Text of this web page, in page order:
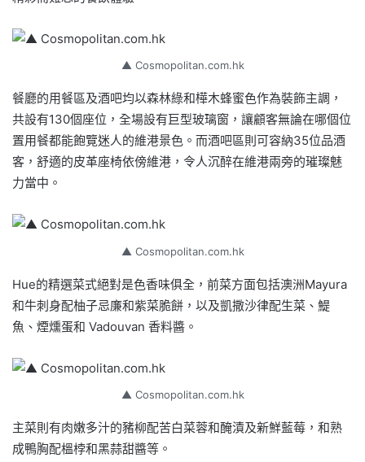
▲ Cosmopolitan.com.hk
餐廳的用餐區及酒吧均以森林綠和樺木蜂蜜色作為裝飾主調，
共設有130個座位，全場設有巨型玻璃窗，讓顧客無論在哪個位
置用餐都能飽覽迷人的維港景色。而酒吧區則可容納35位品酒
客，舒適的皮革座椅依傍維港，令人沉醉在維港兩旁的璀璨魅
力當中。
▲ Cosmopolitan.com.hk
Hue的精選菜式絕對是色香味俱全，前菜方面包括澳洲Mayura
和牛刺身配柚子忌廉和紫菜脆餅，以及凱撒沙律配生菜、鯷
魚、煙燻蛋和 Vadouvan 香料醬。
▲ Cosmopolitan.com.hk
主菜則有肉嫩多汁的豬柳配苦白菜蓉和醃漬及新鮮藍莓，和熟
成鴨胸配榲桲和黑蒜甜醬等。